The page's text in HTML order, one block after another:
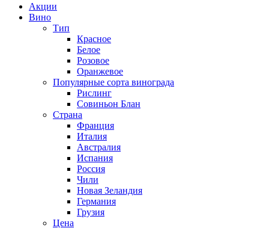
Акции
Вино
Тип
Красное
Белое
Розовое
Оранжевое
Популярные сорта винограда
Рислинг
Совиньон Блан
Страна
Франция
Италия
Австралия
Испания
Россия
Чили
Новая Зеландия
Германия
Грузия
Цена